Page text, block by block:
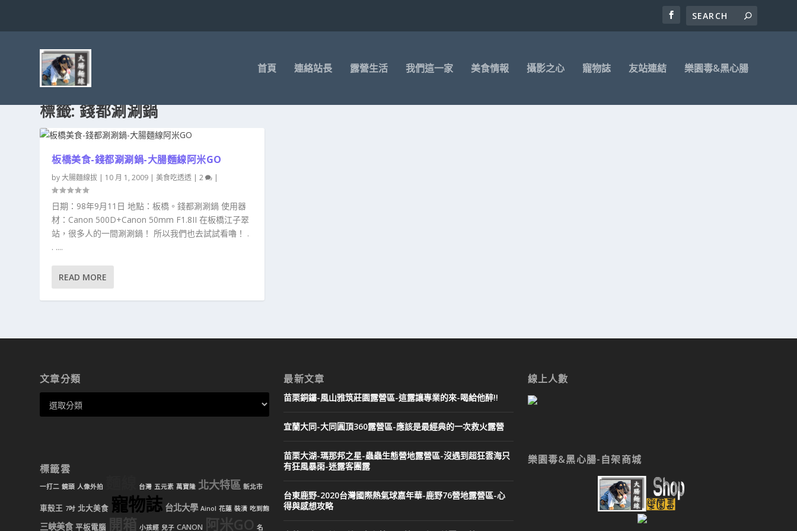
首頁 連絡站長 露營生活 我們這一家 美食情報 攝影之心 寵物誌 友站連結 樂園毒&黑心腸
標籤:錢都涮涮鍋
板橋美食-錢都涮涮鍋-大腸麵線阿米GO
by大腸麵線拔 | 10 月 1, 2009 |美食吃透透 |2 |
日期：98年9月11日 地點：板橋。錢都涮涮鍋 使用器
材：Canon 500D+Canon 50mm F1.8II 在板橋江子翠
站，很多人的一間涮涮鍋！ 所以我們也去試試看嚕！ .
. ....
READ MORE
文章分類
標籤雲
一打二 鏡頭 人像外拍 台灣 五元素 萬寶隆 北大特區 新北市
車殼王 7吋 北大美食 寵物誌 台北大學 Ainol 花蓮 裝潢 吃到飽
三峽美食 平板電腦 開箱 小孩經 兒子 CANON 阿米GO 名
最新文章
苗栗銅鑼-風山雅筑莊園露營區-這露讓專業的來-喝給他醉!!
宜蘭大同-大同圓頂360露營區-應該是最經典的一次救火露營
苗栗大湖-瑪那邦之星-蟲蟲生態營地露營區-沒遇到超狂雲海只
有狂風暴雨-迷露客團露
台東鹿野-2020台灣國際熱氣球嘉年華-鹿野76營地露營區-心
得與感想攻略
線上人數
樂園毒&黑心腸-自架商城